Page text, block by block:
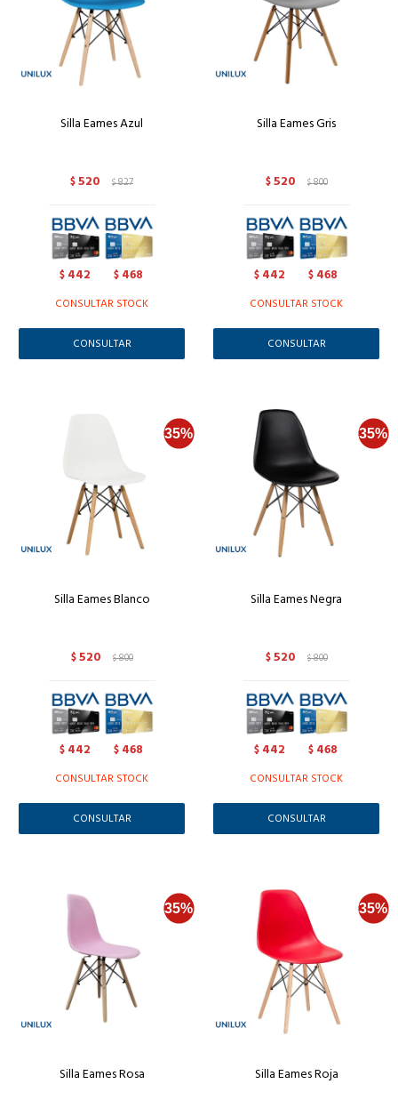
Silla Eames Azul
$520 $827
$ 442 $ 468
CONSULTAR STOCK
CONSULTAR
Silla Eames Gris
$520 $800
$ 442 $ 468
CONSULTAR STOCK
CONSULTAR
Silla Eames Blanco
$520 $800
$ 442 $ 468
CONSULTAR STOCK
CONSULTAR
Silla Eames Negra
$520 $800
$ 442 $ 468
CONSULTAR STOCK
CONSULTAR
Silla Eames Rosa Silla Eames Roja